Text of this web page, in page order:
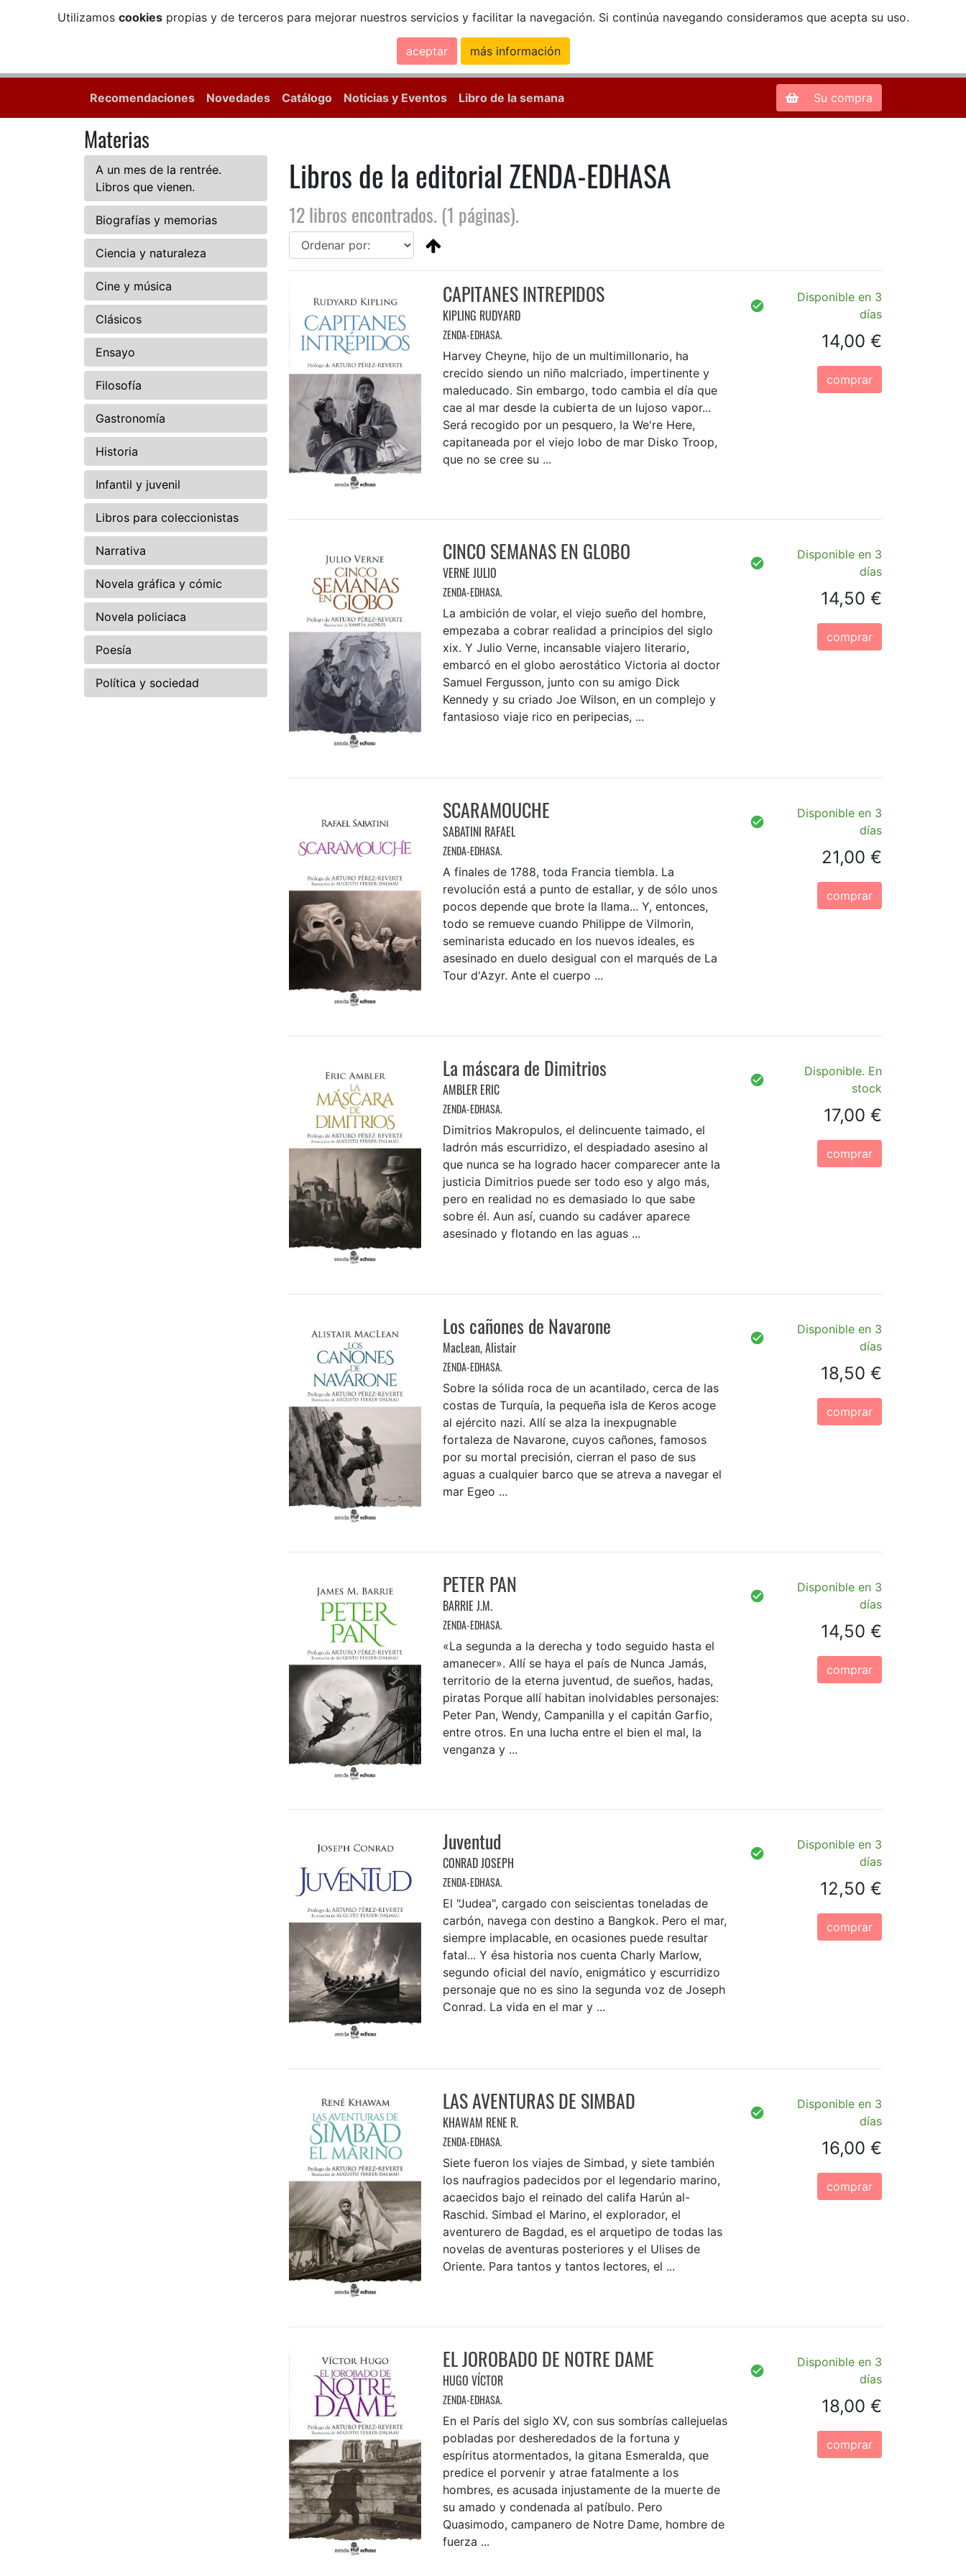
Utilizamos cookiespropias y de terceros para mejorar nuestros servicios y facilitar la navegación. Si continúa navegando consideramos que acepta su uso.
aceptar más información
Zona de Clientes
Recomendaciones Novedades Catálogo Noticias y Eventos Libro de la semana Su compra
Materias
A un mes de la rentrée.
Libros que vienen.
Biografías y memorias
Ciencia y naturaleza
Cine y música
Clásicos
Ensayo
Filosofía
Gastronomía
Historia
Infantil y juvenil
Libros para coleccionistas
Narrativa
Novela gráfica y cómic
Novela policiaca
Poesía
Política y sociedad
Libros de la editorial ZENDA-EDHASA
12 libros encontrados. (1 páginas).
CAPITANES INTREPIDOS
KIPLING RUDYARD
ZENDA-EDHASA.
Harvey Cheyne, hijo de un multimillonario, ha
crecido siendo un niño malcriado, impertinente y
maleducado. Sin embargo, todo cambia el día que
cae al mar desde la cubierta de un lujoso vapor...
Será recogido por un pesquero, la We're Here,
capitaneada por el viejo lobo de mar Disko Troop,
que no se cree su ...
Disponible en 3
días
14,00 €
comprar
CINCO SEMANAS EN GLOBO
VERNE JULIO
ZENDA-EDHASA.
La ambición de volar, el viejo sueño del hombre,
empezaba a cobrar realidad a principios del siglo
xix. Y Julio Verne, incansable viajero literario,
embarcó en el globo aerostático Victoria al doctor
Samuel Fergusson, junto con su amigo Dick
Kennedy y su criado Joe Wilson, en un complejo y
fantasioso viaje rico en peripecias, ...
Disponible en 3
días
14,50 €
comprar
SCARAMOUCHE
SABATINI RAFAEL
ZENDA-EDHASA.
A finales de 1788, toda Francia tiembla. La
revolución está a punto de estallar, y de sólo unos
pocos depende que brote la llama... Y, entonces,
todo se remueve cuando Philippe de Vilmorin,
seminarista educado en los nuevos ideales, es
asesinado en duelo desigual con el marqués de La
Tour d'Azyr. Ante el cuerpo ...
Disponible en 3
días
21,00 €
comprar
La máscara de Dimitrios
AMBLER ERIC
ZENDA-EDHASA.
Dimitrios Makropulos, el delincuente taimado, el
ladrón más escurridizo, el despiadado asesino al
que nunca se ha logrado hacer comparecer ante la
justicia Dimitrios puede ser todo eso y algo más,
pero en realidad no es demasiado lo que sabe
sobre él. Aun así, cuando su cadáver aparece
asesinado y flotando en las aguas ...
Disponible. En
stock
17,00 €
comprar
Los cañones de Navarone
MacLean, Alistair
ZENDA-EDHASA.
Sobre la sólida roca de un acantilado, cerca de las
costas de Turquía, la pequeña isla de Keros acoge
al ejército nazi. Allí se alza la inexpugnable
fortaleza de Navarone, cuyos cañones, famosos
por su mortal precisión, cierran el paso de sus
aguas a cualquier barco que se atreva a navegar el
mar Egeo ...
Disponible en 3
días
18,50 €
comprar
PETER PAN
BARRIE J.M.
ZENDA-EDHASA.
«La segunda a la derecha y todo seguido hasta el
amanecer». Allí se haya el país de Nunca Jamás,
territorio de la eterna juventud, de sueños, hadas,
piratas Porque allí habitan inolvidables personajes:
Peter Pan, Wendy, Campanilla y el capitán Garfio,
entre otros. En una lucha entre el bien el mal, la
venganza y ...
Disponible en 3
días
14,50 €
comprar
Juventud
CONRAD JOSEPH
ZENDA-EDHASA.
El "Judea", cargado con seiscientas toneladas de
carbón, navega con destino a Bangkok. Pero el mar,
siempre implacable, en ocasiones puede resultar
fatal... Y ésa historia nos cuenta Charly Marlow,
segundo oficial del navío, enigmático y escurridizo
personaje que no es sino la segunda voz de Joseph
Conrad. La vida en el mar y ...
Disponible en 3
días
12,50 €
comprar
LAS AVENTURAS DE SIMBAD
KHAWAM RENE R.
ZENDA-EDHASA.
Siete fueron los viajes de Simbad, y siete también
los naufragios padecidos por el legendario marino,
acaecidos bajo el reinado del califa Harún al-
Raschid. Simbad el Marino, el explorador, el
aventurero de Bagdad, es el arquetipo de todas las
novelas de aventuras posteriores y el Ulises de
Oriente. Para tantos y tantos lectores, el ...
Disponible en 3
días
16,00 €
comprar
EL JOROBADO DE NOTRE DAME
HUGO VÍCTOR
ZENDA-EDHASA.
En el París del siglo XV, con sus sombrías callejuelas
pobladas por desheredados de la fortuna y
espíritus atormentados, la gitana Esmeralda, que
predice el porvenir y atrae fatalmente a los
hombres, es acusada injustamente de la muerte de
su amado y condenada al patíbulo. Pero
Quasimodo, campanero de Notre Dame, hombre de
fuerza ...
Disponible en 3
días
18,00 €
comprar